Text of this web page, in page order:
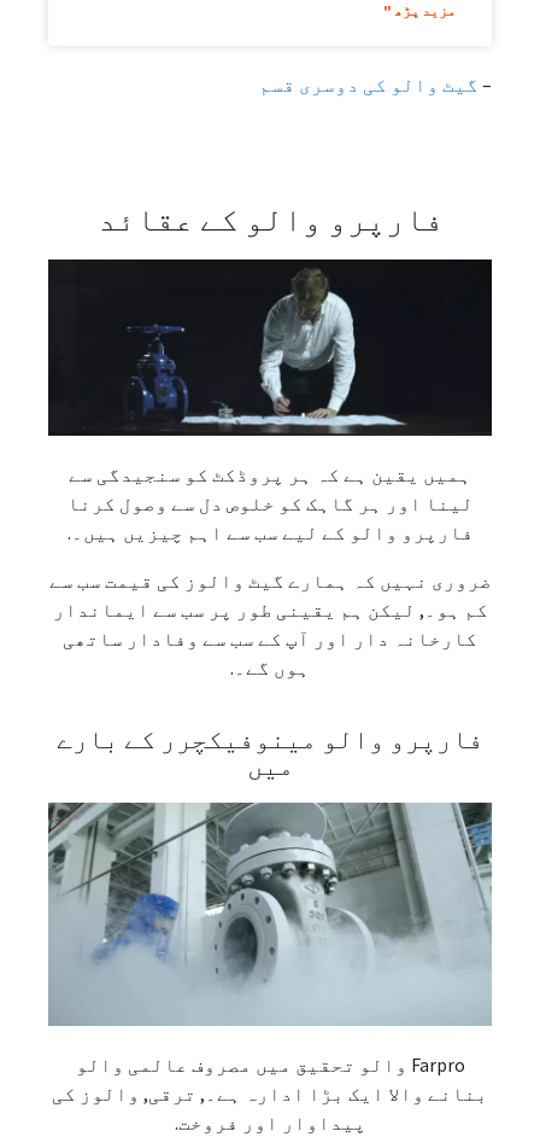
مزید پڑھ "
– گیٹ والو کی دوسری قسم
فارپرو والو کے عقائد
ہمیں یقین ہے کہ ہر پروڈکٹ کو سنجیدگی سے
لینا اور ہر گاہک کو خلوص دل سے وصول کرنا
فارپرو والو کے لیے سب سے اہم چیزیں ہیں۔.
ضروری نہیں کہ ہمارے گیٹ والوز کی قیمت سب سے
کم ہو۔, لیکن ہم یقینی طور پر سب سے ایماندار
کارخانہ دار اور آپ کے سب سے وفادار ساتھی
ہوں گے۔.
فارپرو والو مینوفیکچرر کے بارے
میں
Farpro والو تحقیق میں مصروف عالمی والو
بنانے والا ایک بڑا ادارہ ہے۔, ترقی, والوز کی
پیداوار اور فروخت.